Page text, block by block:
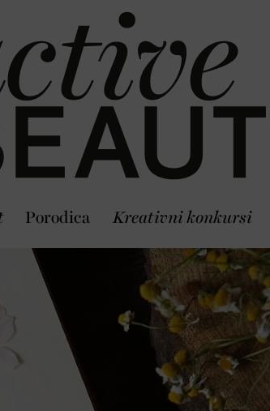
Porodica Kreativni konkursi